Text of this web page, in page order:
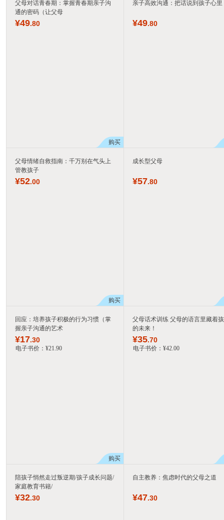
父母对话青春期：掌握青春期亲子沟
通的密码（让父母
¥49.80
购买
亲子高效沟通：把话说到孩子心里
¥49.80
父母情绪自救指南：千万别在气头上
管教孩子
¥52.00
购买
成长型父母
¥57.80
回应：培养孩子积极的行为习惯（掌
握亲子沟通的艺术
¥17.30
电子书价： ¥21.90
购买
父母话术训练 父母的语言里藏着
的未来！
¥35.70
电子书价： ¥42.00
陪孩子悄然走过叛逆期/孩子成长问题/
家庭教育书籍/
¥32.30
自主教养：焦虑时代的父母之道
¥47.30